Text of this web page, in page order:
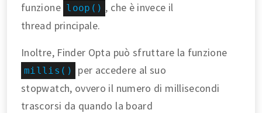
funzione loop() , che è invece il
thread principale.
Inoltre, Finder Opta può sfruttare la funzione
millis()
per accedere al suo
stopwatch, ovvero il numero di millisecondi
trascorsi da quando la board